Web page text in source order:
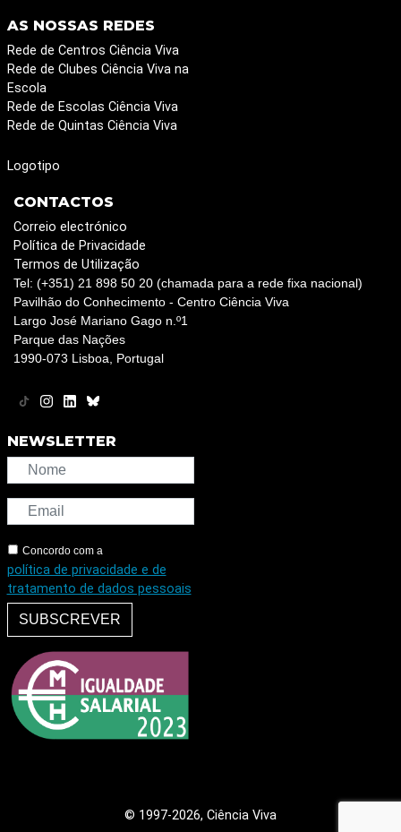
AS NOSSAS REDES
Rede de Centros Ciência Viva
Rede de Clubes Ciência Viva na
Escola
Rede de Escolas Ciência Viva
Rede de Quintas Ciência Viva
Logotipo
CONTACTOS
Correio electrónico
Política de Privacidade
Termos de Utilização
Tel: (+351) 21 898 50 20 (chamada para a rede fixa nacional)
Pavilhão do Conhecimento - Centro Ciência Viva
Largo José Mariano Gago n.º1
Parque das Nações
1990-073 Lisboa, Portugal
NEWSLETTER
Concordo com a
política de privacidade e de
tratamento de dados pessoais
SUBSCREVER
© 1997-2026, Ciência Viva